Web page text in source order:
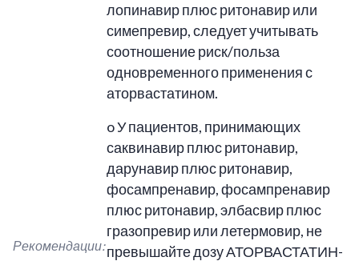
Рекомендации:
лопинавир плюс ритонавир или
симепревир, следует учитывать
соотношение риск/польза
одновременного применения с
аторвастатином.
o У пациентов, принимающих
саквинавир плюс ритонавир,
дарунавир плюс ритонавир,
фосампренавир, фосампренавир
плюс ритонавир, элбасвир плюс
гразопревир или летермовир, не
превышайте дозу АТОРВАСТАТИН-